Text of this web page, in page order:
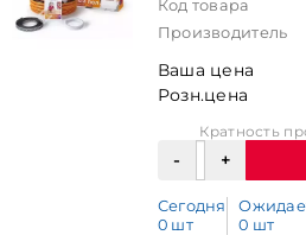
Код товара
Производитель
Ваша цена
Розн.цена
Кратность
Сегодня
0 шт
0 шт